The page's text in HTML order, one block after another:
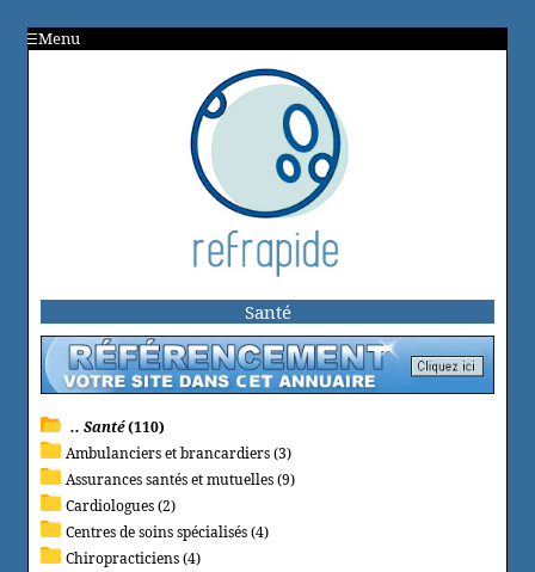
Menu
Santé
.. Santé(110)
Ambulanciers et brancardiers (3)
Assurances santés et mutuelles (9)
Cardiologues (2)
Centres de soins spécialisés (4)
Chiropracticiens (4)